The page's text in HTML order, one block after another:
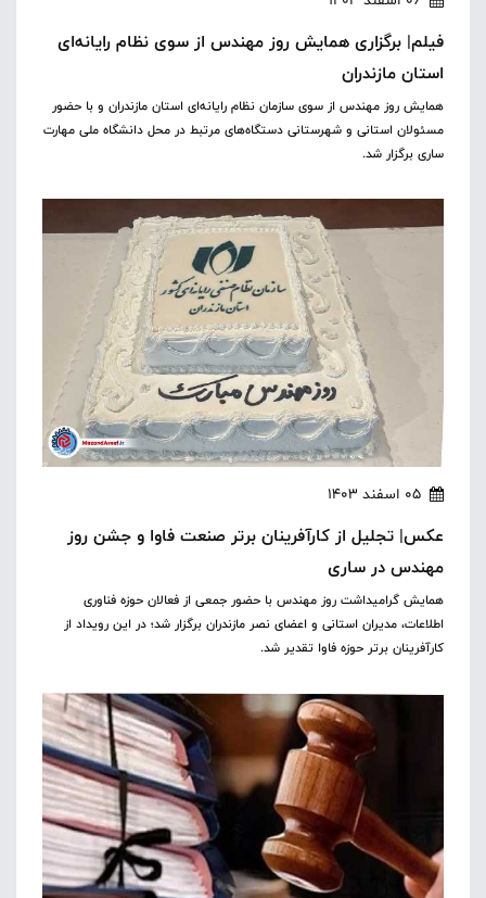
فیلم| برگزاری همایش روز مهندس از سوی نظام رایانه‌ای
استان مازندران
همایش روز مهندس از سوی سازمان نظام رایانه‌ای استان مازندران و با حضور
مسئولان استانی و شهرستانی دستگاه‌های مرتبط در محل دانشگاه ملی مهارت
ساری برگزار شد.
05 اسفند 1403
عکس| تجلیل از کارآفرینان برتر صنعت فاوا و جشن روز
مهندس در ساری
همایش گرامیداشت روز مهندس با حضور جمعی از فعالان حوزه فناوری
اطلاعات، مدیران استانی و اعضای نصر مازندران برگزار شد؛ در این رویداد از
کارآفرینان برتر حوزه فاوا تقدیر شد.